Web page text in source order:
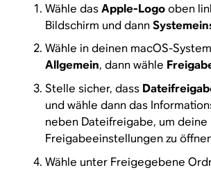
Wähle dasApple-Logooben
Bildschirm und dann
Wähle in deinen macOS-
Allgemein, dann wähle
Stelle sicher, dass
und wähle dann das
neben Dateifreigabe, um deine
Freigabeeinstellungen zu
Wähle unter Freigegebene